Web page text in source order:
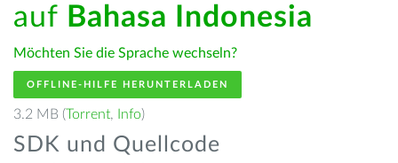
auf Bahasa Indonesia
Möchten Sie die Sprache wechseln?
OFFLINE-HILFE HERUNTERLADEN
3.2 MB (Torrent, Info)
SDK und Quellcode